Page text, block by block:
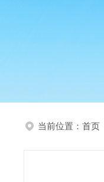
当前位置： 首页